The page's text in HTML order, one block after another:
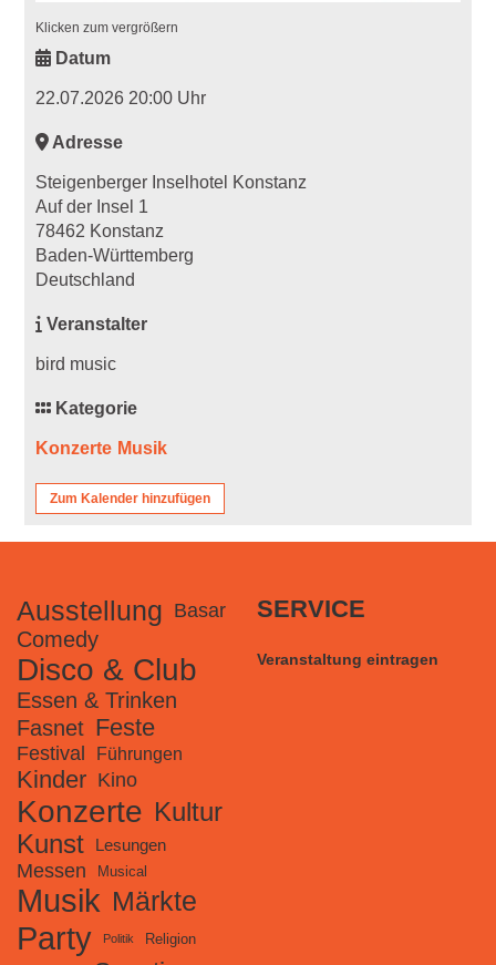
Klicken zum vergrößern
Datum
22.07.2026 20:00 Uhr
Adresse
Steigenberger Inselhotel Konstanz
Auf der Insel 1
78462 Konstanz
Baden-Württemberg
Deutschland
Veranstalter
bird music
Kategorie
Konzerte Musik
Zum Kalender hinzufügen
Ausstellung Basar
Comedy
Disco & Club
Essen & Trinken
Fasnet Feste
Festival Führungen
Kinder Kino
Konzerte Kultur
Kunst
Lesungen
Messen Musical
Musik Märkte
Party Politik Religion
SERVICE
Veranstaltung eintragen